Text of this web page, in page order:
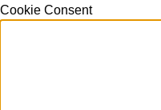
Cookie Consent